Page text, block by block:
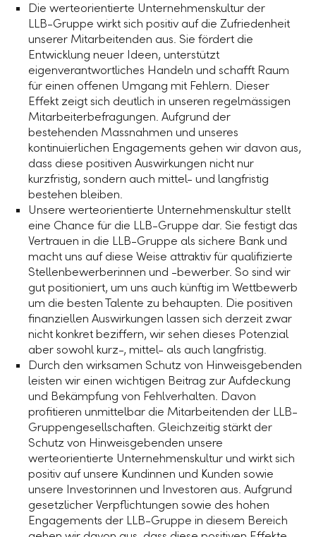
Die werteorientierte Unternehmenskultur der
LLB-Gruppe wirkt sich positiv auf die Zufriedenheit
unserer Mitarbeitenden aus. Sie fördert die
Entwicklung neuer Ideen, unterstützt
eigenverantwortliches Handeln und schafft Raum
für einen offenen Umgang mit Fehlern. Dieser
Effekt zeigt sich deutlich in unseren regelmässigen
Mitarbeiterbefragungen. Aufgrund der
bestehenden Massnahmen und unseres
kontinuierlichen Engagements gehen wir davon aus,
dass diese positiven Auswirkungen nicht nur
kurzfristig, sondern auch mittel- und langfristig
bestehen bleiben.
Unsere werteorientierte Unternehmenskultur stellt
eine Chance für die LLB-Gruppe dar. Sie festigt das
Vertrauen in die LLB-Gruppe als sichere Bank und
macht uns auf diese Weise attraktiv für qualifizierte
Stellenbewerberinnen und -bewerber. So sind wir
gut positioniert, um uns auch künftig im Wettbewerb
um die besten Talente zu behaupten. Die positiven
finanziellen Auswirkungen lassen sich derzeit zwar
nicht konkret beziffern, wir sehen dieses Potenzial
aber sowohl kurz-, mittel- als auch langfristig.
Durch den wirksamen Schutz von Hinweisgebenden
leisten wir einen wichtigen Beitrag zur Aufdeckung
und Bekämpfung von Fehlverhalten. Davon
profitieren unmittelbar die Mitarbeitenden der LLB-
Gruppengesellschaften. Gleichzeitig stärkt der
Schutz von Hinweisgebenden unsere
werteorientierte Unternehmenskultur und wirkt sich
positiv auf unsere Kundinnen und Kunden sowie
unsere Investorinnen und Investoren aus. Aufgrund
gesetzlicher Verpflichtungen sowie des hohen
Engagements der LLB-Gruppe in diesem Bereich